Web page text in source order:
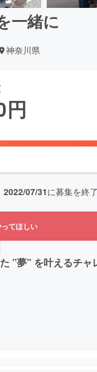
一緒に
神奈川県
円
2022/07/31に募集を終
てほしい
”夢” を叶えるチ